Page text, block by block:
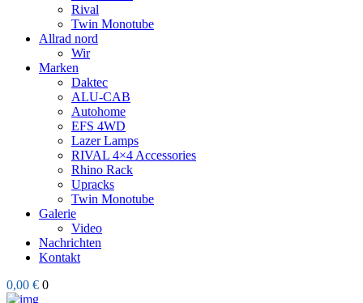
Rival
Twin Monotube
Allrad nord
Wir
Marken
Daktec
ALU-CAB
Autohome
EFS 4WD
Lazer Lamps
RIVAL 4×4 Accessories
Rhino Rack
Upracks
Twin Monotube
Galerie
Video
Nachrichten
Kontakt
0,00 € 0